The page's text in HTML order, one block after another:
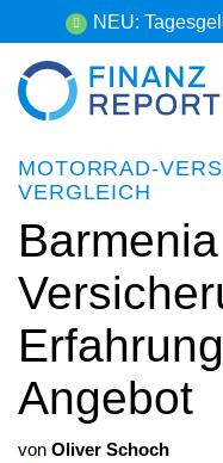
Inhalt
springen
NEU:
MOTORRAD-
VERGLEICH
Angebot
von Oliver Schoch